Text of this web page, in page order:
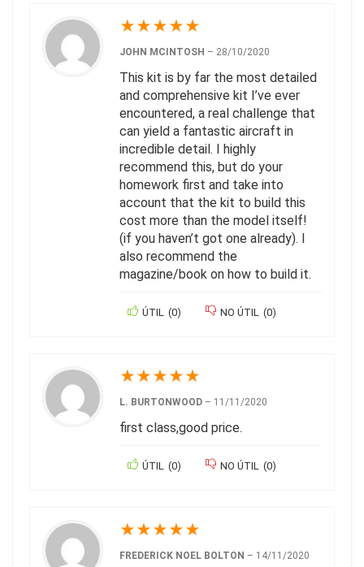
★★★★★
JOHN MCINTOSH – 28/10/2020
This kit is by far the most detailed
and comprehensive kit I’ve ever
encountered, a real challenge that
can yield a fantastic aircraft in
incredible detail. I highly
recommend this, but do your
homework first and take into
account that the kit to build this
cost more than the model itself!
(if you haven’t got one already). I
also recommend the
magazine/book on how to build it.
ÚTIL (0) NO ÚTIL (0)
★★★★★
L. BURTONWOOD – 11/11/2020
first class,good price.
ÚTIL (0) NO ÚTIL (0)
★★★★★
FREDERICK NOEL BOLTON – 14/11/2020